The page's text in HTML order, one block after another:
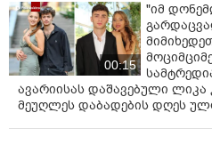
00:15
"იმ
ავარიისას დაშავებული
მეუღლეს დაბადების დღეს